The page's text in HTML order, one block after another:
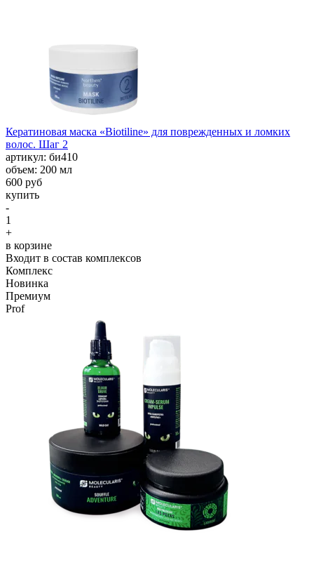
Кератиновая маска «Biotiline» для поврежденных и ломких
волос. Шаг 2
aртикул: би410
объем: 200 мл
600 руб
купить
-
1
+
в корзине
Входит в состав комплексов
Комплекс
Новинка
Премиум
Prof